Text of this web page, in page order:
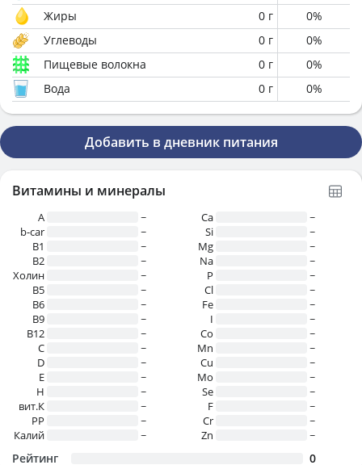
Жиры
0 г 0%
Углеводы
0 г 0%
Пищевые волокна
0 г 0%
Вода
0 г 0%
Добавить в дневник питания
Витамины и минералы
A
~
b-car
~
В1
~
B2
~
Холин
~
B5
~
B6
~
B9
~
B12
~
C
~
D
~
E
~
H
~
вит.К
~
PP
~
Калий
~
Ca
~
Si
~
Mg
~
Na
~
P
~
Cl
~
Fe
~
I
~
Co
~
Mn
~
Cu
~
Mo
~
Se
~
F
~
Cr
~
Zn
~
Рейтинг 0